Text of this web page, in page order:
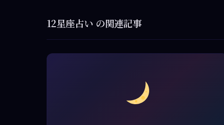
12星座占い の関連記事